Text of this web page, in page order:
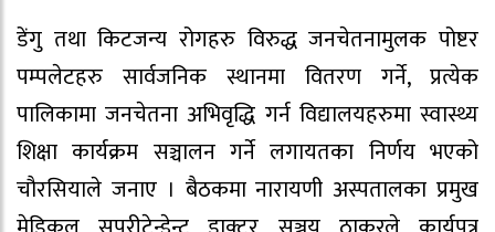
डेंगु तथा किटजन्य रोगहरु विरुद्ध जनचेतनामुलक पोष्टर
पम्पलेटहरु सार्वजनिक स्थानमा वितरण गर्ने, प्रत्येक
पालिकामा जनचेतना अभिवृद्धि गर्न विद्यालयहरुमा स्वास्थ्य
शिक्षा कार्यक्रम सञ्चालन गर्ने लगायतका निर्णय भएको
चौरसियाले जनाए । बैठकमा नारायणी अस्पतालका प्रमुख